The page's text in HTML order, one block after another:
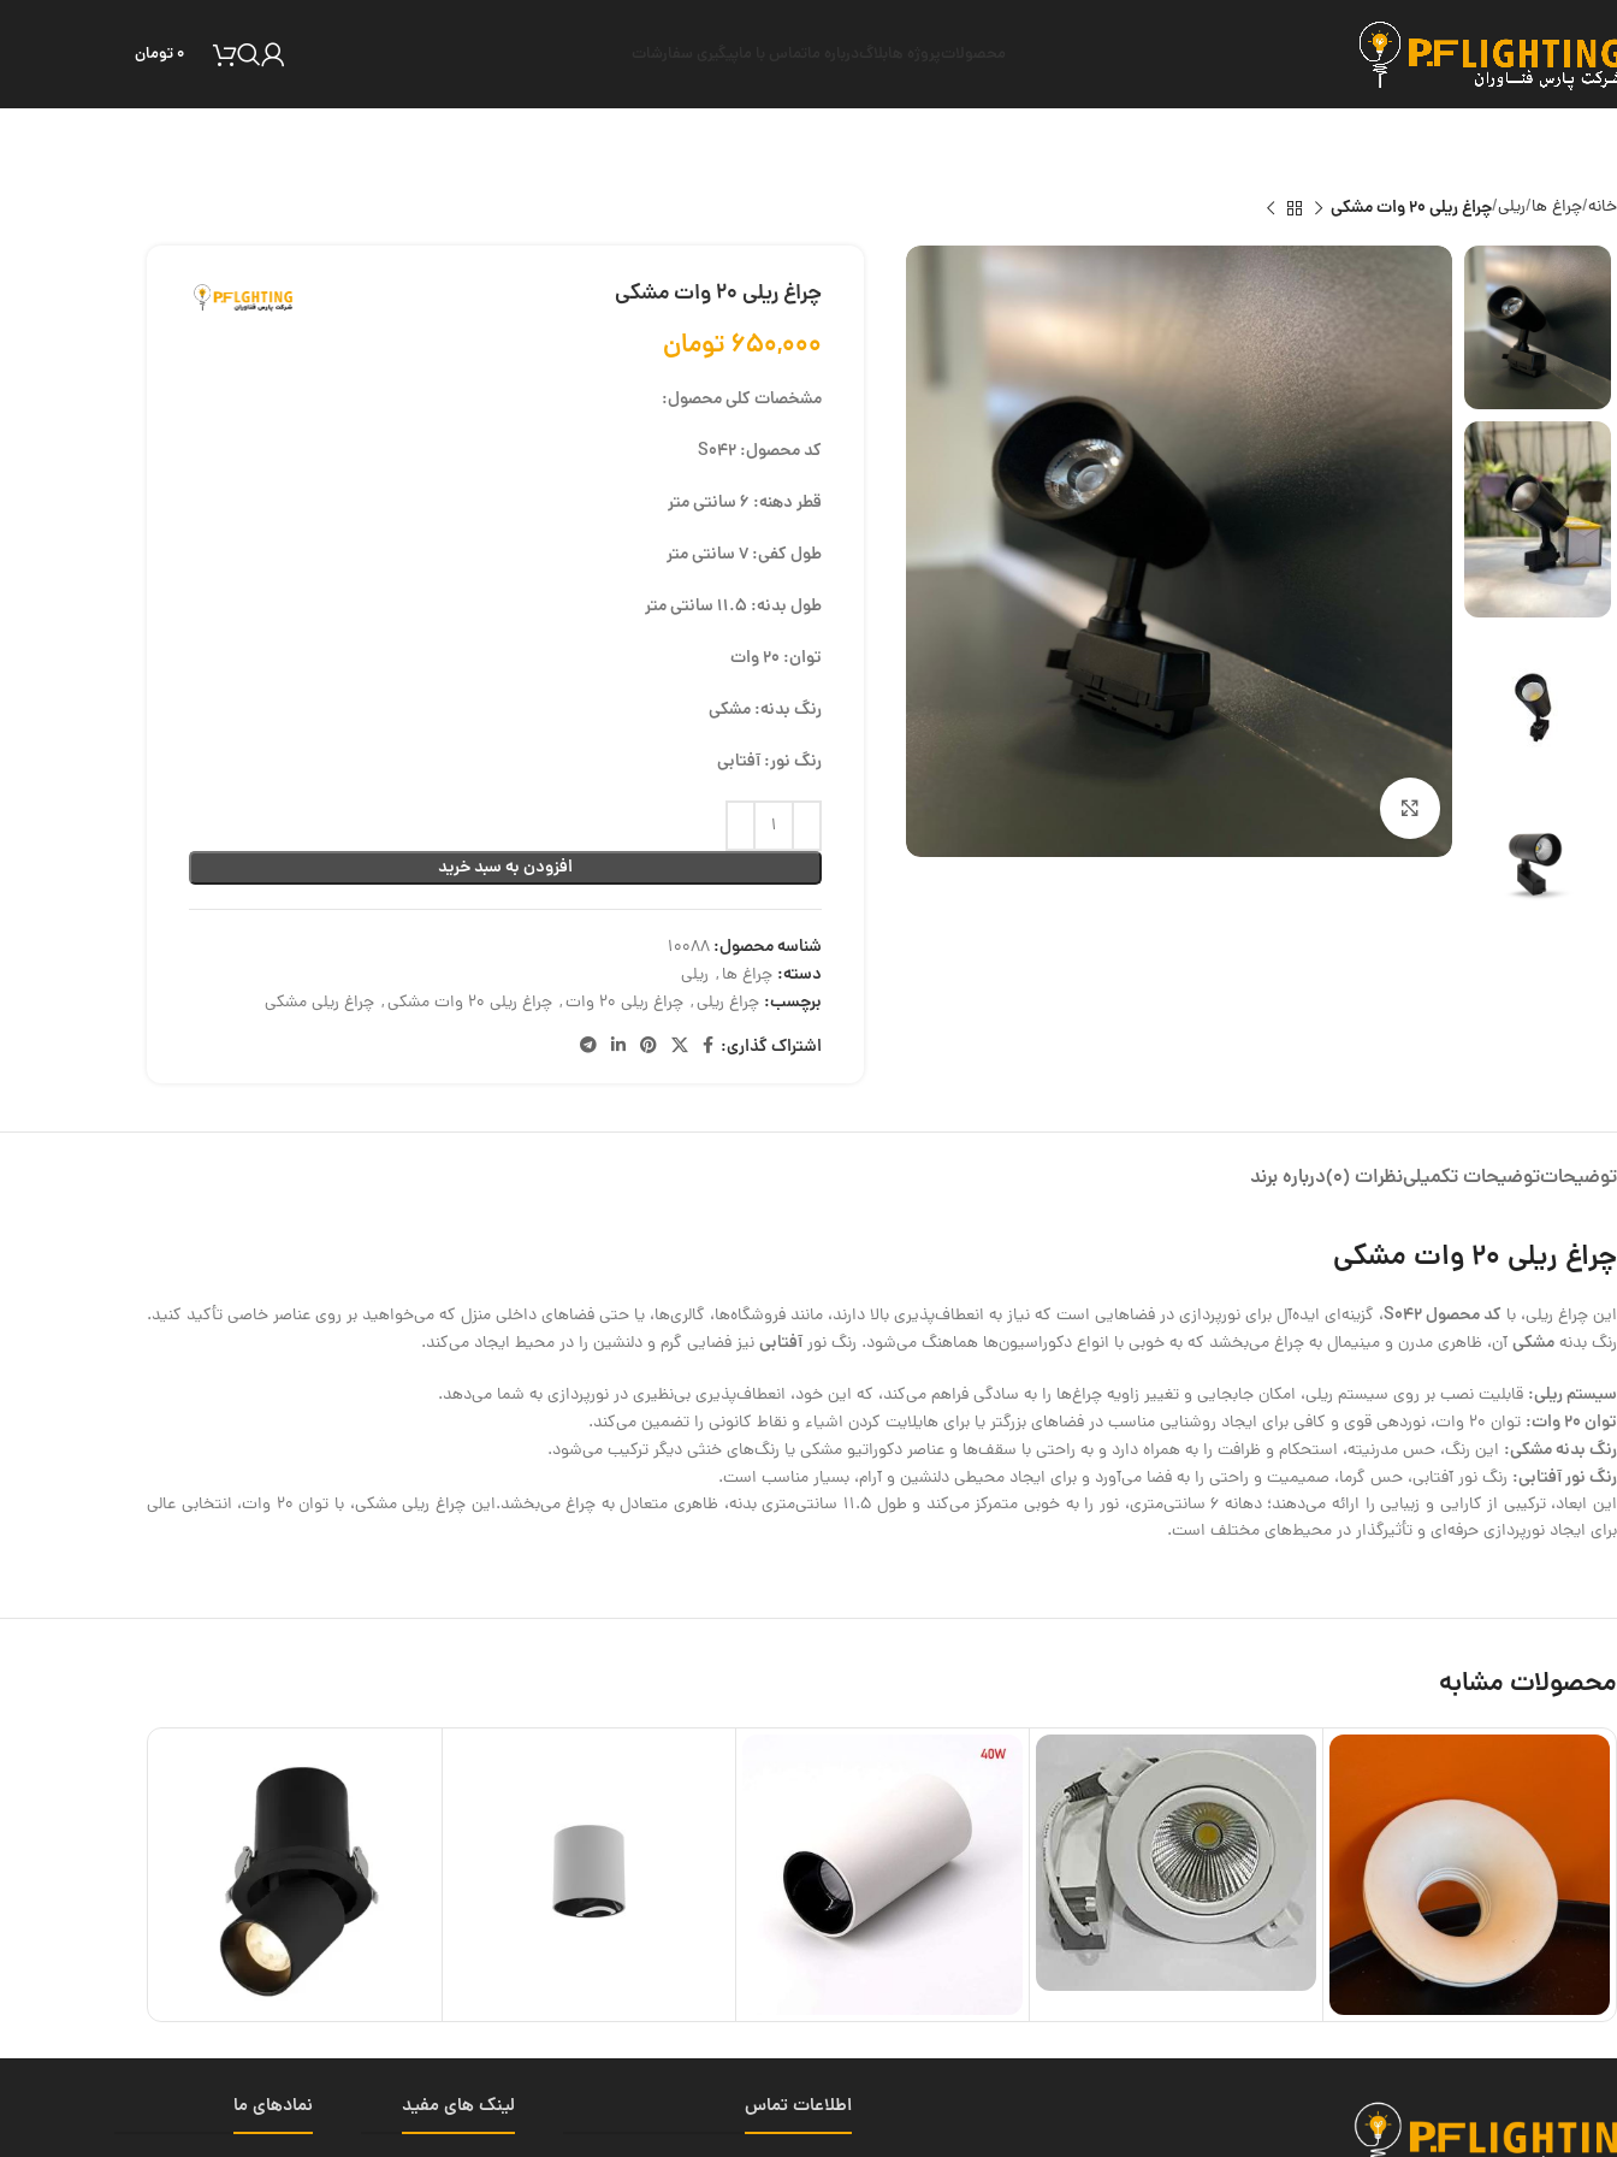
۰تومان
خانه چراغ ها ریلی چراغ ریلی 20 وات مشکی
بزرگنمایی تصویر
چراغ ریلی 20 وات مشکی
۶۵۰,۰۰۰ تومان
مشخصات کلی محصول:
کد محصول: S042
قطر دهنه: 6 سانتی متر
طول کفی: 7 سانتی متر
طول بدنه: 11.5 سانتی متر
توان: 20 وات
رنگ بدنه: مشکی
رنگ نور: آفتابی
افزودن به سبد خرید
شناسه محصول:10088
دسته: چراغ ها, ریلی
برچسب: چراغ ریلی, چراغ ریلی 20 وات , چراغ ریلی 20 وات مشکی , چراغ ریلی مشکی
اشتراک گذاری:
توضیحاتتوضیحات تکمیلینظرات (0) درباره برند
چراغ ریلی 20 وات مشکی
این چراغ ریلی، با کد محصول S042
، گزینه‌ای ایده‌آل برای نورپردازی در فضاهایی است که نیاز به انعطاف‌پذیری بالا دارند، مانند فروشگاه‌ها، گالری‌ها، یا حتی فضاهای داخلی منزل که می‌خواهید بر روی عناصر خاصی تأکید کنید.
رنگ بدنهمشکیآن، ظاهری مدرن و مینیمال به چراغ می‌بخشد که به خوبی با انواع دکوراسیون‌ها هماهنگ می‌شود. رنگ نورآفتابینیز فضایی گرم و دلنشین را در محیط ایجاد می‌کند.
سیستم ریلی: قابلیت نصب بر روی سیستم ریلی، امکان جابجایی و تغییر زاویه چراغ‌ها را به سادگی فراهم می‌کند، که این خود، انعطاف‌پذیری بی‌نظیری در نورپردازی به شما می‌دهد.
توان 20 وات: توان 20 وات، نوردهی قوی و کافی برای ایجاد روشنایی مناسب در فضاهای بزرگتر یا برای هایلایت کردن اشیاء و نقاط کانونی را تضمین می‌کند.
رنگ بدنه مشکی: این رنگ، حس مدرنیته، استحکام و ظرافت را به همراه دارد و به راحتی با سقف‌ها و عناصر دکوراتیو مشکی یا رنگ‌های خنثی دیگر ترکیب می‌شود.
رنگ نور آفتابی: رنگ نور آفتابی، حس گرما، صمیمیت و راحتی را به فضا می‌آورد و برای ایجاد محیطی دلنشین و آرام، بسیار مناسب است.
این ابعاد، ترکیبی از کارایی و زیبایی را ارائه می‌دهند؛ دهانه 6 سانتی‌متری، نور را به خوبی متمرکز می‌کند و طول 11.5 سانتی‌متری بدنه، ظاهری متعادل به چراغ می‌بخشد.این چراغ ریلی مشکی، با توان 20 وات، انتخابی عالی
برای ایجاد نورپردازی حرفه‌ای و تأثیرگذار در محیط‌های مختلف است.
محصولات مشابه
اطلاعات تماس لینک های مفید نمادهای ما